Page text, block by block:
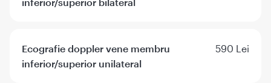
inferior/superior bilateral
Ecografie doppler vene membru
inferior/superior unilateral
590 Lei